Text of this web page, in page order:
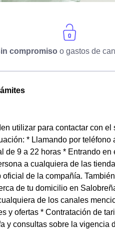
compromiso o gastos de
utilizar para contactar con el
* Llamando por teléfono
de 9 a 22 horas * Entrando en
a cualquiera de las
de la compañía.
de tu domicilio en
de los canales
y ofertas * Contratación de
y consultas sobre la vigencia